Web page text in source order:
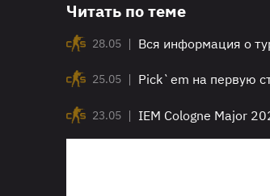
Читать по теме
28.05 | Вся информация о
25.05 | Pick`em на первую
23.05 | IEM Cologne Major